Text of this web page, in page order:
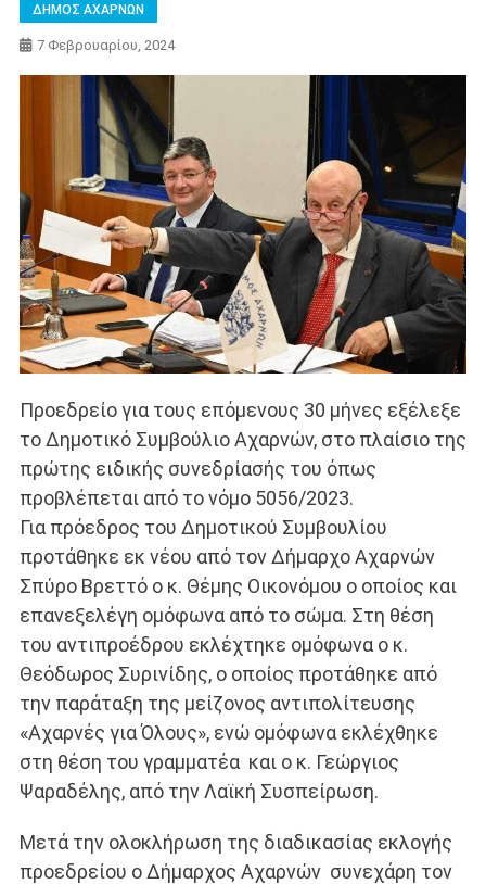
ΔΗΜΟΣ ΑΧΑΡΝΩΝ
7 Φεβρουαρίου, 2024
Προεδρείο για τους επόμενους 30 μήνες εξέλεξε
το Δημοτικό Συμβούλιο Αχαρνών, στο πλαίσιο της
πρώτης ειδικής συνεδρίασής του όπως
προβλέπεται από το νόμο 5056/2023.
Για πρόεδρος του Δημοτικού Συμβουλίου
προτάθηκε εκ νέου από τον Δήμαρχο Αχαρνών
Σπύρο Βρεττό ο κ. Θέμης Οικονόμου ο οποίος και
επανεξελέγη ομόφωνα από το σώμα. Στη θέση
του αντιπροέδρου εκλέχτηκε ομόφωνα ο κ.
Θεόδωρος Συρινίδης, ο οποίος προτάθηκε από
την παράταξη της μείζονος αντιπολίτευσης
«Αχαρνές για Όλους», ενώ ομόφωνα εκλέχθηκε
στη θέση του γραμματέα και ο κ. Γεώργιος
Ψαραδέλης, από την Λαϊκή Συσπείρωση.
Μετά την ολοκλήρωση της διαδικασίας εκλογής
προεδρείου ο Δήμαρχος Αχαρνών συνεχάρη τον